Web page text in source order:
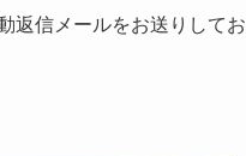
返信メールをお送りして